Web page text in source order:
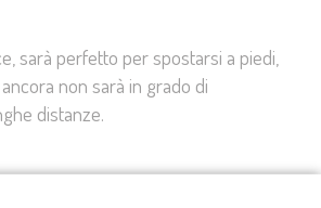
sarà perfetto per spostarsi a piedi,
non sarà in grado di
distanze.